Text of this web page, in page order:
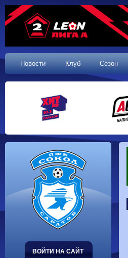
Новости Клуб Сезон
ВОЙТИ НА САЙТ